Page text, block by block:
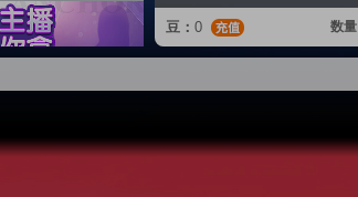
豆： 0 数量